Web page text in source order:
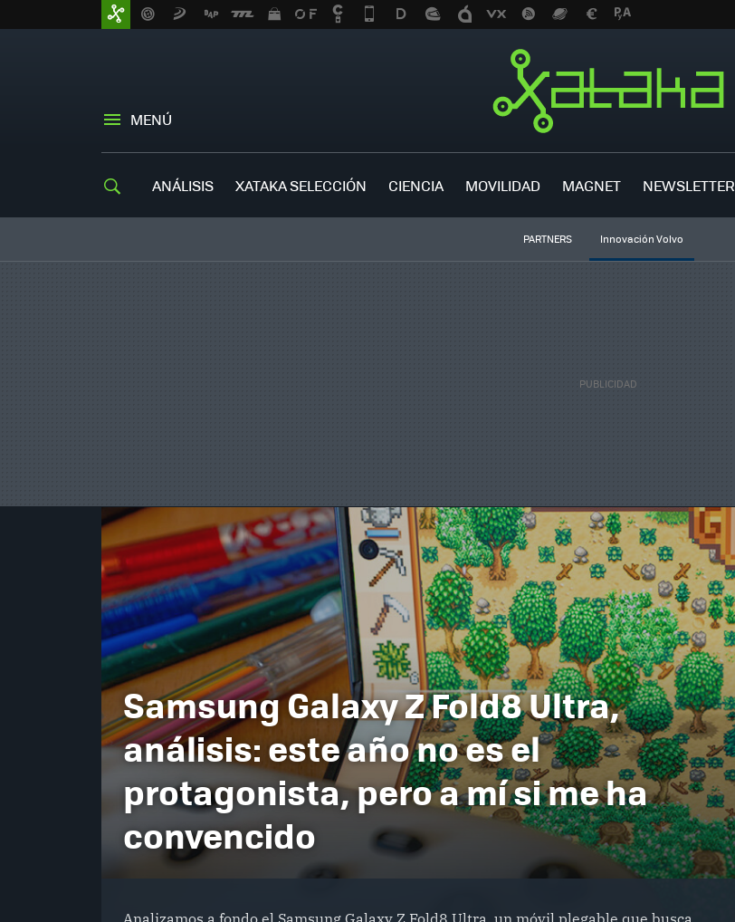
MENÚ
ANÁLISIS XATAKA SELECCIÓN CIENCIA MOVILIDAD MAGNET NEWSLETTER
PARTNERS Innovación Volvo
Samsung Galaxy Z Fold8 Ultra,
análisis: este año no es el
protagonista, pero a mí si me ha
convencido
Analizamos a fondo el Samsung Galaxy Z Fold8 Ultra, un móvil plegable que busca